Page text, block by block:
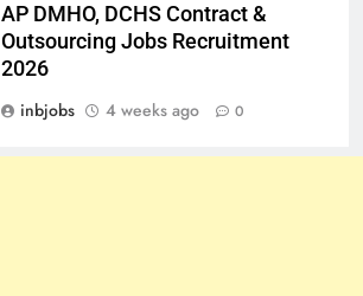
AP DMHO, DCHS Contract &
Outsourcing Jobs Recruitment
2026
inbjobs
4 weeks ago 0